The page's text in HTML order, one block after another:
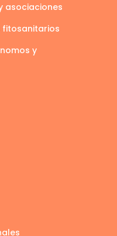
asociaciones
fitosanitarios
y